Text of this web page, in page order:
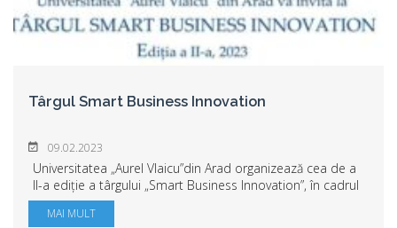
Târgul Smart Business Innovation
09.02.2023
Universitatea „Aurel Vlaicu”din Arad organizează cea de a
II-a ediție a târgului „Smart Business Innovation”, în cadrul
Proiectului cofinanțat din Fondul Social European prin
Programul Operațional Cap...
MAI MULT